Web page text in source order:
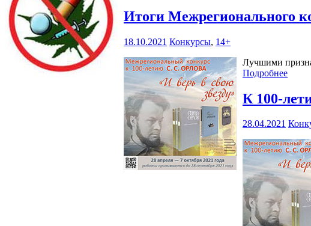
Итоги Межрегионального
18.10.2021 Конкурсы, 14+
Лучшими
Подробнее
К 100-
28.04.2021